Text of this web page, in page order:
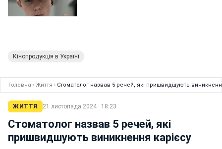
Кінопродукція в Україні
Головна › Життя › Стоматолог назвав 5 речей, які пришвидшують
ЖИТТЯ 21 листопада 2024 · 18:23
Стоматолог назвав 5 речей, які
пришвидшують виникнення карієсу